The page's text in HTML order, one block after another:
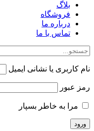
بلاگ
فروشگاه
درباره ما
تماس با ما
نام کاربری یا نشانی ایمیل
رمز عبور
مرا به خاطر بسپار